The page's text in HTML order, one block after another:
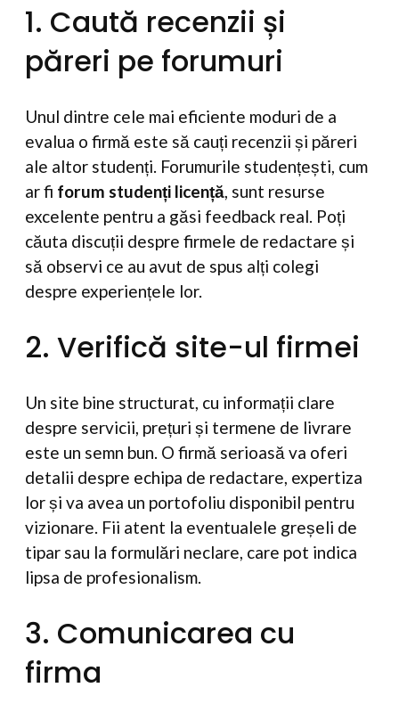
1. Caută recenzii și
păreri pe forumuri
Unul dintre cele mai eficiente moduri de a
evalua o firmă este să cauți recenzii și păreri
ale altor studenți. Forumurile studențești, cum
ar fi forum studenți licență, sunt resurse
excelente pentru a găsi feedback real. Poți
căuta discuții despre firmele de redactare și
să observi ce au avut de spus alți colegi
despre experiențele lor.
2. Verifică site-ul firmei
Un site bine structurat, cu informații clare
despre servicii, prețuri și termene de livrare
este un semn bun. O firmă serioasă va oferi
detalii despre echipa de redactare, expertiza
lor și va avea un portofoliu disponibil pentru
vizionare. Fii atent la eventualele greșeli de
tipar sau la formulări neclare, care pot indica
lipsa de profesionalism.
3. Comunicarea cu
firma